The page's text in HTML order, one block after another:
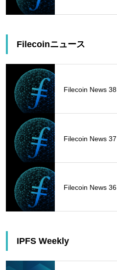
Filecoinニュース
Filecoin News 38
Filecoin News 37
Filecoin News 36
IPFS Weekly